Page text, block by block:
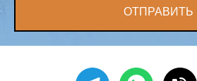
ОТПРАВИТЬ